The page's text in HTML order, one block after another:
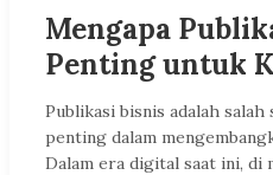
Mengapa
Penting untuk
Publikasi bisnis adalah
penting dalam
Dalam era digital saat ini, di